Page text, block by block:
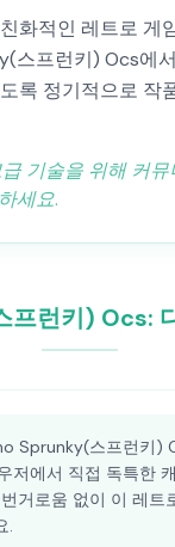
화적인 레트로 게
스프런키) Ocs에
록 정기적으로 작
기술을 위해 커
세요.
런키) Ocs:
Sprunky(스프런키)
저에서 직접 독특한
거로움 없이 이 레트
.